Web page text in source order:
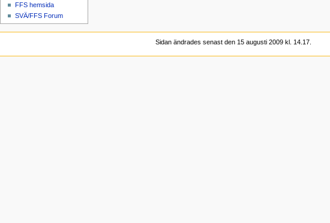
FFS hemsida
SVÄ/FFS Forum
Sidan ändrades senast den 15 augusti 2009 kl. 14.17.